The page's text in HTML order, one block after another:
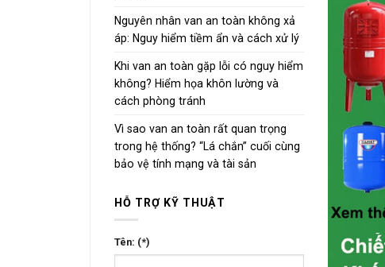
Nguyên nhân van an toàn không xả
áp: Nguy hiểm tiềm ẩn và cách xử lý
Khi van an toàn gặp lỗi có nguy hiểm
không? Hiểm họa khôn lường và
cách phòng tránh
Vì sao van an toàn rất quan trọng
trong hệ thống? “Lá chắn” cuối cùng
bảo vệ tính mạng và tài sản
HỖ TRỢ KỸ THUẬT
Tên: (*)